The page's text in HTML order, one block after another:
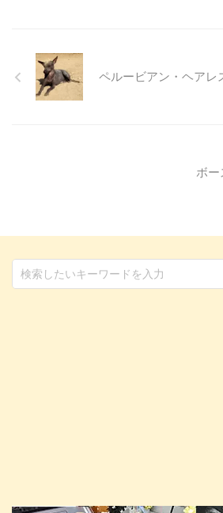
がコーヒーを誤飲してしまった際
に現れる症状や、すぐに取るべき
応急処置、そして日頃からできる
ペルービアン・ヘアレ
ボー